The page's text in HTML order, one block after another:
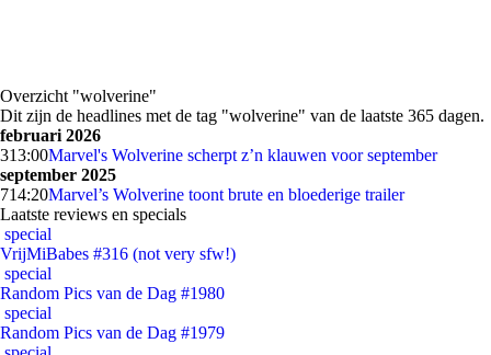
Overzicht "wolverine"
Dit zijn de headlines met de tag "wolverine" van de laatste 365 dagen.
februari 2026
313:00Marvel's Wolverine scherpt z’n klauwen voor september
september 2025
714:20Marvel’s Wolverine toont brute en bloederige trailer
Laatste reviews en specials
special
VrijMiBabes #316 (not very sfw!)
special
Random Pics van de Dag #1980
special
Random Pics van de Dag #1979